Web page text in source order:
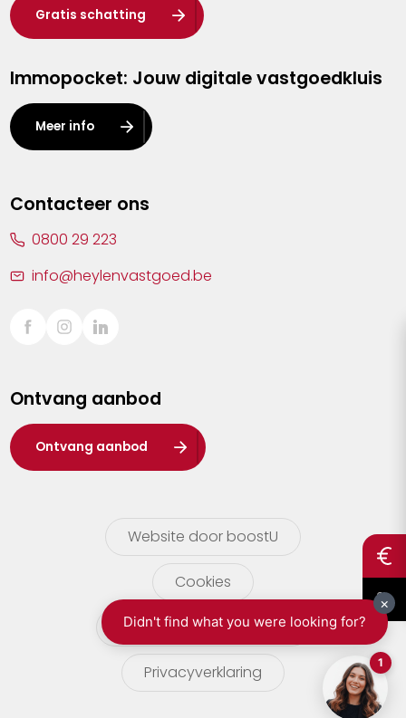
Heist-op-den-Berg
Herentals
Kalmthout
Leuven
Lier
Sint-Truiden
Waasland
Wuustwezel
Zoersel
Gratis schatting
Immopocket: Jouw digitale vastgoedkluis
Meer info
Contacteer ons
0800 29 223
info@heylenvastgoed.be
Ontvang aanbod
Ontvang aanbod
Website door boostU
Cookies
gebruikersvoorwaarden
Privacyverklaring